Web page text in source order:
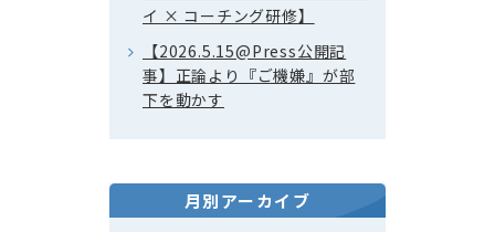
イ × コーチング研修】
【2026.5.15@Press公開記
事】正論より『ご機嫌』が部
下を動かす
月別アーカイブ